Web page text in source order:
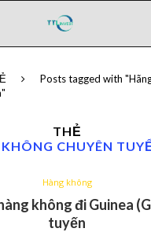
Posts tagged with
THẺ
CHUYÊN
Hàng không
không đi Guinea
tuyến